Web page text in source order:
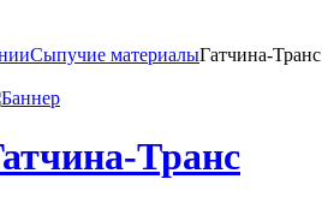
Сыпучие материалыГатчина-Транс
Транс